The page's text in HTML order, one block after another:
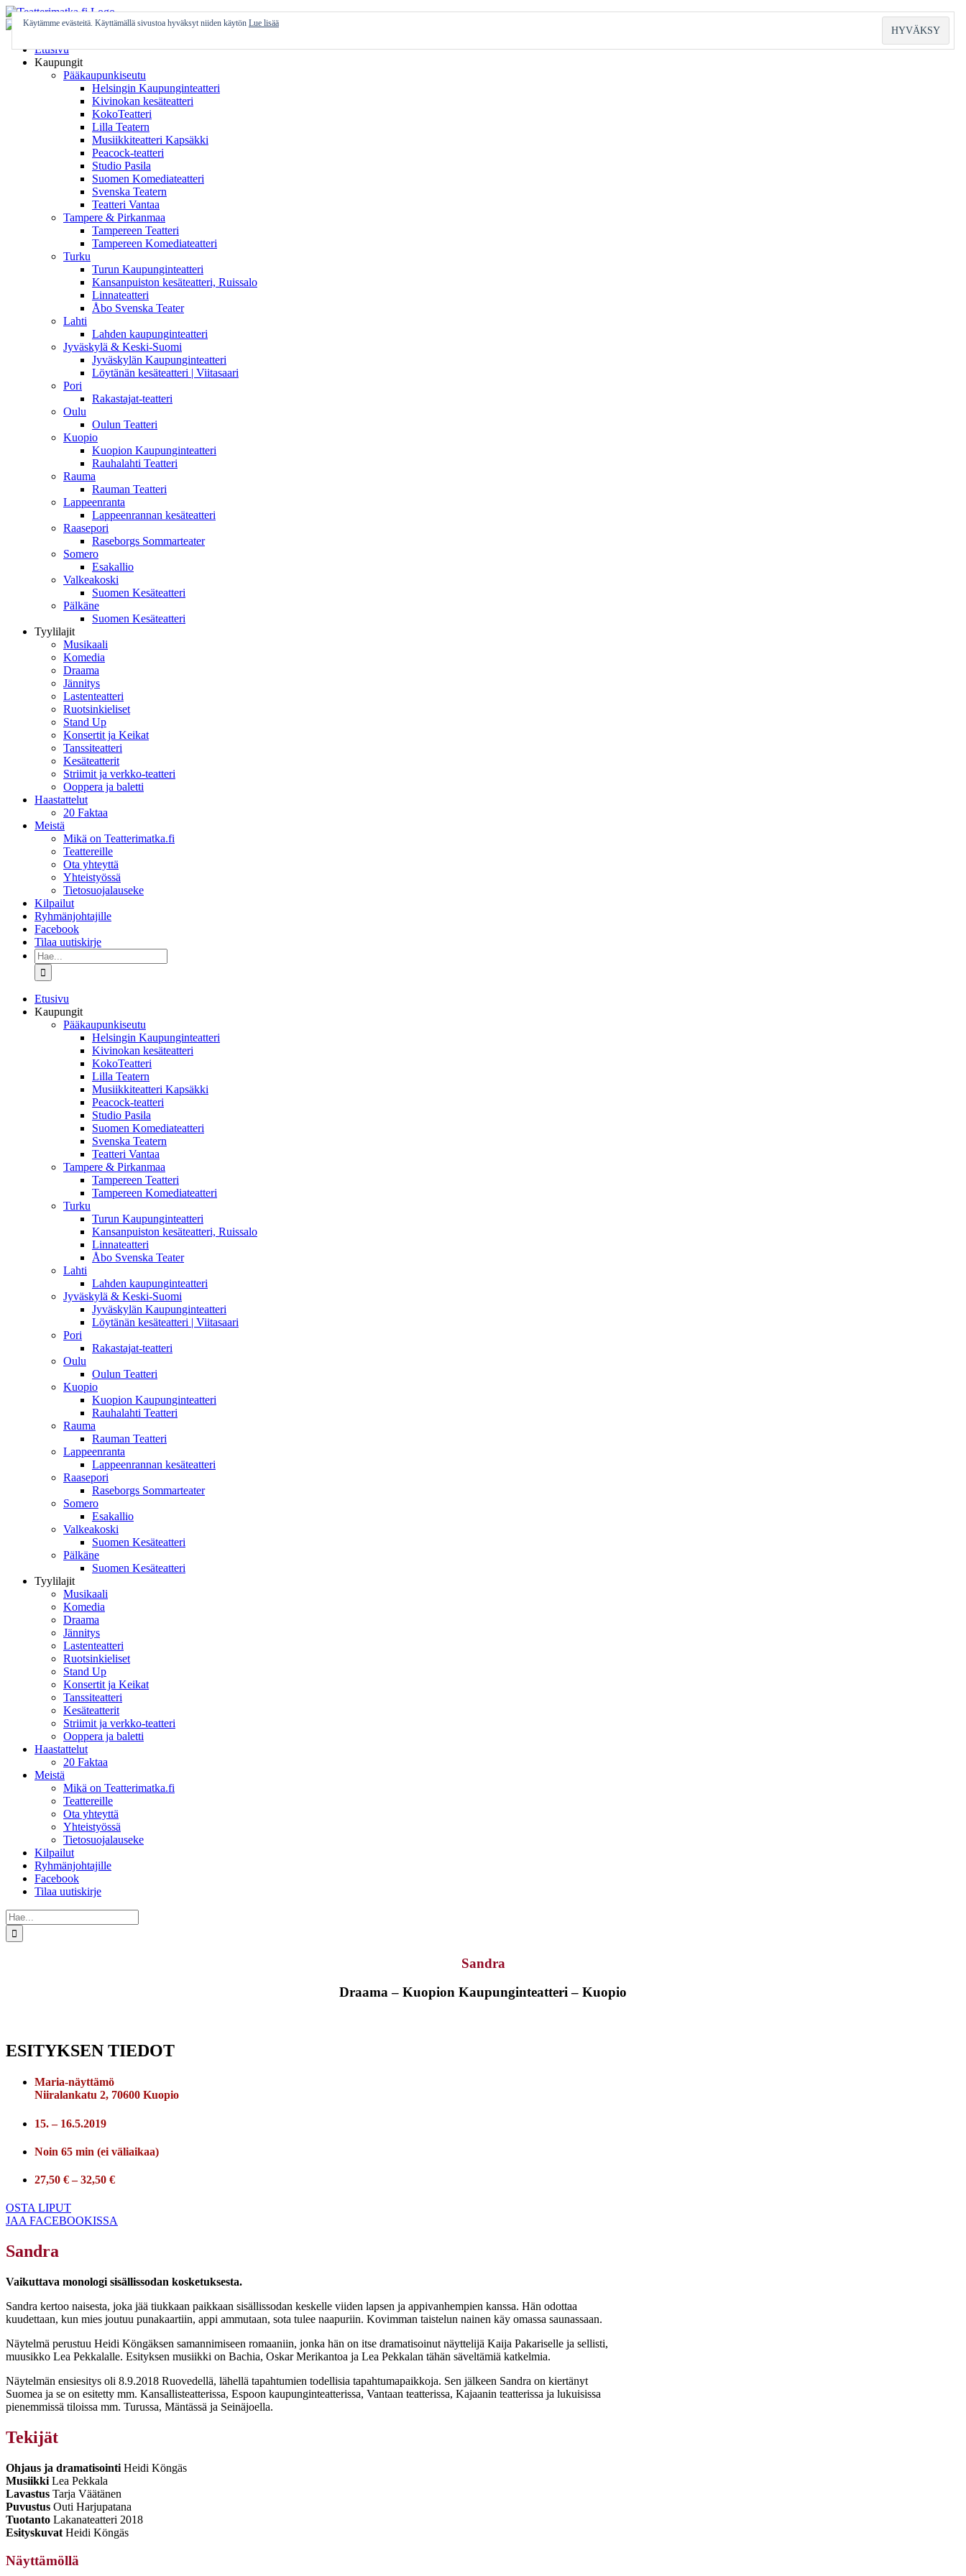
Skip
to
Etusivu
Kaupungit
Pääkaupunkiseutu
Helsingin Kaupunginteatteri
Kivinokan kesäteatteri
KokoTeatteri
Lilla Teatern
Musiikkiteatteri Kapsäkki
Peacock-teatteri
Studio Pasila
Suomen Komediateatteri
Svenska Teatern
Teatteri Vantaa
Tampere & Pirkanmaa
Tampereen Teatteri
Tampereen Komediateatteri
Turku
Turun Kaupunginteatteri
Kansanpuiston kesäteatteri, Ruissalo
Linnateatteri
Åbo Svenska Teater
Lahti
Lahden kaupunginteatteri
Jyväskylä & Keski-Suomi
Jyväskylän Kaupunginteatteri
Löytänän kesäteatteri | Viitasaari
Pori
Rakastajat-teatteri
Oulu
Oulun Teatteri
Kuopio
Kuopion Kaupunginteatteri
Rauhalahti Teatteri
Rauma
Rauman Teatteri
Lappeenranta
Lappeenrannan kesäteatteri
Raasepori
Raseborgs Sommarteater
Somero
Esakallio
Valkeakoski
Suomen Kesäteatteri
Pälkäne
Suomen Kesäteatteri
Tyylilajit
Musikaali
Komedia
Draama
Jännitys
Lastenteatteri
Ruotsinkieliset
Stand Up
Konsertit ja Keikat
Tanssiteatteri
Kesäteatterit
Striimit ja verkko-teatteri
Ooppera ja baletti
Haastattelut
20 Faktaa
Meistä
Mikä on Teatterimatka.fi
Teattereille
Ota yhteyttä
Yhteistyössä
Tietosuojalauseke
Kilpailut
Ryhmänjohtajille
Facebook
Tilaa uutiskirje
Etsi
...
Etusivu
Kaupungit
Pääkaupunkiseutu
Helsingin Kaupunginteatteri
Kivinokan kesäteatteri
KokoTeatteri
Lilla Teatern
Musiikkiteatteri Kapsäkki
Peacock-teatteri
Studio Pasila
Suomen Komediateatteri
Svenska Teatern
Teatteri Vantaa
Tampere & Pirkanmaa
Tampereen Teatteri
Tampereen Komediateatteri
Turku
Turun Kaupunginteatteri
Kansanpuiston kesäteatteri, Ruissalo
Linnateatteri
Åbo Svenska Teater
Lahti
Lahden kaupunginteatteri
Jyväskylä & Keski-Suomi
Jyväskylän Kaupunginteatteri
Löytänän kesäteatteri | Viitasaari
Pori
Rakastajat-teatteri
Oulu
Oulun Teatteri
Kuopio
Kuopion Kaupunginteatteri
Rauhalahti Teatteri
Rauma
Rauman Teatteri
Lappeenranta
Lappeenrannan kesäteatteri
Raasepori
Raseborgs Sommarteater
Somero
Esakallio
Valkeakoski
Suomen Kesäteatteri
Pälkäne
Suomen Kesäteatteri
Tyylilajit
Musikaali
Komedia
Draama
Jännitys
Lastenteatteri
Ruotsinkieliset
Stand Up
Konsertit ja Keikat
Tanssiteatteri
Kesäteatterit
Striimit ja verkko-teatteri
Ooppera ja baletti
Haastattelut
20 Faktaa
Meistä
Mikä on Teatterimatka.fi
Teattereille
Ota yhteyttä
Yhteistyössä
Tietosuojalauseke
Kilpailut
Ryhmänjohtajille
Facebook
Tilaa uutiskirje
Etsi
...
Sandra
Draama – Kuopion Kaupunginteatteri – Kuopio
ESITYKSEN TIEDOT
Maria-näyttämö
Niiralankatu 2, 70600 Kuopio
15. – 16.5.2019
Noin 65 min (ei väliaikaa)
27,50 € – 32,50 €
OSTA LIPUT
JAA FACEBOOKISSA
Sandra
Vaikuttava monologi sisällissodan kosketuksesta.
Sandra kertoo naisesta, joka jää tiukkaan paikkaan sisällissodan keskelle viiden lapsen ja appivanhempien kanssa. Hän odottaa
kuudettaan, kun mies joutuu punakaartiin, appi ammutaan, sota tulee naapuriin. Kovimman taistelun nainen käy omassa saunassaan.
Näytelmä perustuu Heidi Köngäksen samannimiseen romaaniin, jonka hän on itse dramatisoinut näyttelijä Kaija Pakariselle ja sellisti,
muusikko Lea Pekkalalle. Esityksen musiikki on Bachia, Oskar Merikantoa ja Lea Pekkalan tähän säveltämiä katkelmia.
Näytelmän ensiesitys oli 8.9.2018 Ruovedellä, lähellä tapahtumien todellisia tapahtumapaikkoja. Sen jälkeen Sandra on kiertänyt
Suomea ja se on esitetty mm. Kansallisteatterissa, Espoon kaupunginteatterissa, Vantaan teatterissa, Kajaanin teatterissa ja lukuisissa
pienemmissä tiloissa mm. Turussa, Mäntässä ja Seinäjoella.
Tekijät
Ohjaus ja dramatisointi Heidi Köngäs
Musiikki Lea Pekkala
Lavastus Tarja Väätänen
Puvustus Outi Harjupatana
Tuotanto Lakanateatteri 2018
Esityskuvat Heidi Köngäs
Näyttämöllä
Käytämme evästeitä. Käyttämällä sivustoa hyväksyt niiden käytön Lue lisää